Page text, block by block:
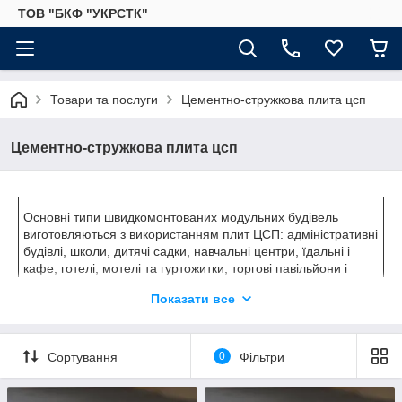
ТОВ "БКФ "УКРСТК"
Товари та послуги Цементно-стружкова плита цсп
Цементно-стружкова плита цсп
Основні типи швидкомонтованих модульних будівель
виготовляються з використанням плит ЦСП: адміністративні
будівлі, школи, дитячі садки, навчальні центри, їдальні і
кафе, готелі, мотелі та гуртожитки, торгові павільйони і
універсального призначення. Модульні будівлі з блок-
навісами, різноманітними фасадними прикрасами і
обрамленнями, дахом та іншими елементами. Зовнішня
Обробка стель. Підлогові покриття і основи під підлоги.
Показати все
Сортування 0 Фільтри